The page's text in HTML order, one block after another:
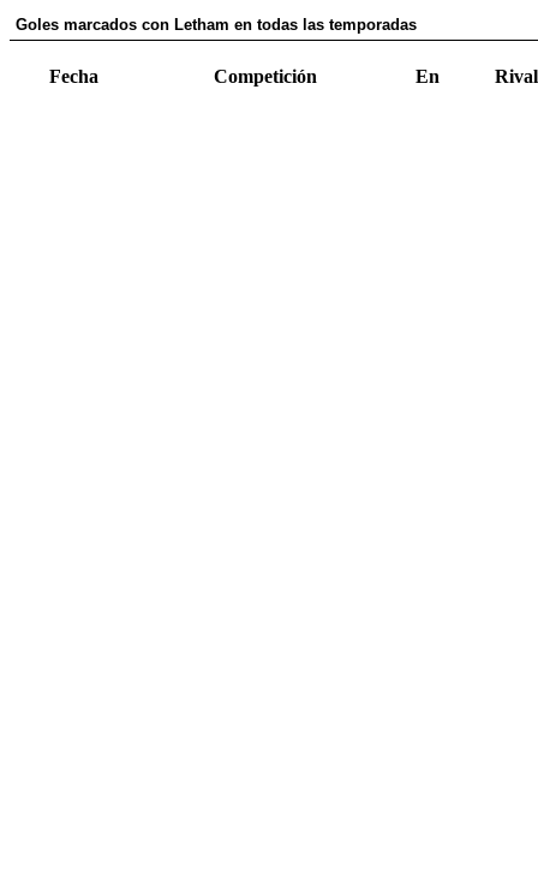
Goles marcados con Letham en todas las temporadas
Fecha Competición En Rival